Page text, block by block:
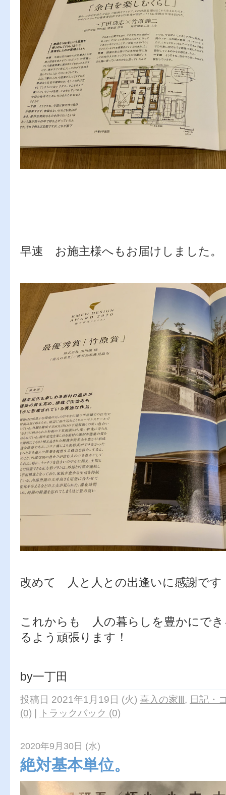
早速 お施主様へもお届けしました。
改めて 人と人との出逢いに感謝です
これからも 人の暮らしを豊かにで
るよう頑張ります！
by一丁田
投稿日 2021年1月19日 (火) 喜入の家Ⅲ, 日記・
(0) | トラックバック (0)
2020年9月30日 (水)
絶対基本単位。